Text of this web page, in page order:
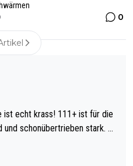
0
111+ ist für die
schonübertrieben stark. U